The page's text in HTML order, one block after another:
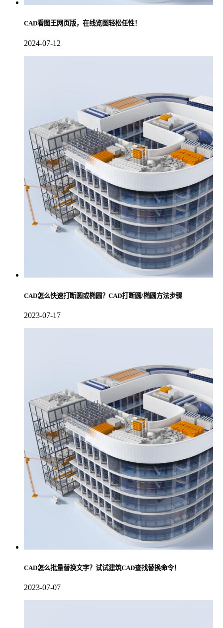
CAD看图王网页版，在线览图轻松任性！
2024-07-12
CAD怎么快速打断圆或椭圆？CAD打断圆/椭圆方法步骤
2023-07-17
CAD怎么批量替换文字？试试建筑CAD查找替换命令！
2023-07-07